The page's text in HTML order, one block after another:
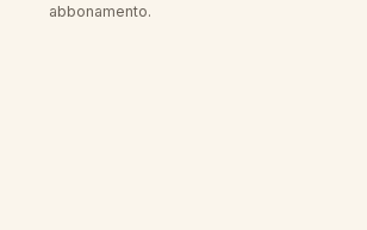
abbonamento.